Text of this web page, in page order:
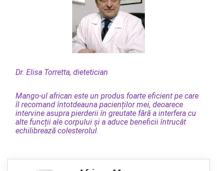
Dr. Elisa Torretta, dietetician
Mango-ul african este un produs foarte eficient pe care
îl recomand întotdeauna pacienților mei, deoarece
intervine asupra pierderii în greutate fără a interfera cu
alte funcții ale corpului și a aduce beneficii întrucât
echilibrează colesterolul.